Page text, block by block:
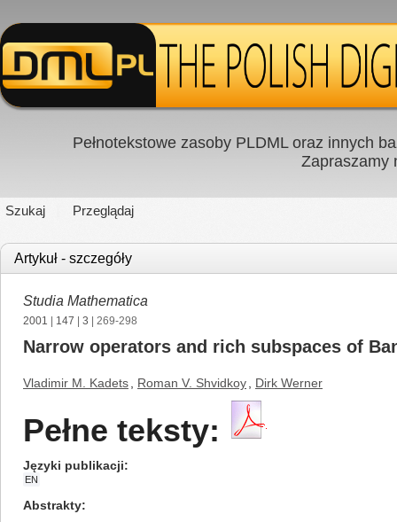
Pełnotekstowe zasoby PLDML oraz innych
Zapraszamy
Szukaj Przeglądaj
Artykuł - szczegóły
Studia Mathematica
2001 147 3 | 269-298
Narrow operators and rich subspaces of
Vladimir M. Kadets Roman V. Shvidkoy Dirk Werner
Pełne teksty:
Języki publikacji
EN
Abstrakty